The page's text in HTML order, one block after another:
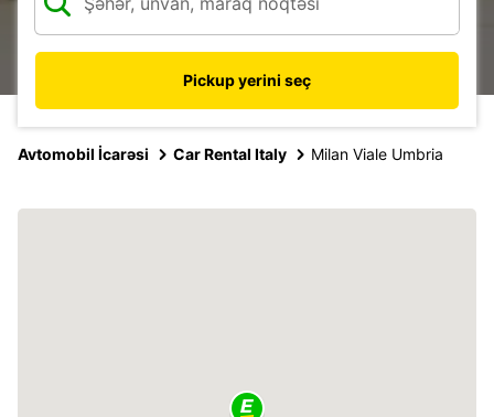
Pickup yerini seç
Avtomobil İcarəsi Car Rental Italy Milan Viale Umbria